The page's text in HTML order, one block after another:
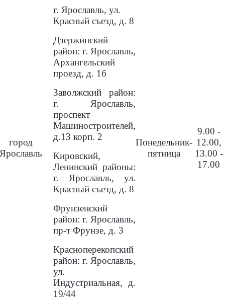
город
г. Ярославль, ул.
Красный съезд, д. 8
Дзержинский
район: г. Ярославль,
Архангельский
проезд, д. 1б
Заволжский район:
г. Ярославль,
проспект
Машиностроителей,
д.13 корп. 2
Кировский,
Ленинский районы:
г. Ярославль, ул.
Красный съезд, д. 8
Фрунзенский
район: г. Ярославль,
пр-т Фрунзе, д. 3
Красноперекопский
район: г. Ярославль,
ул.
Индустриальная, д.
19/44
Понедельник-
пятница
9.00 -
12.00,
13.00 -
17.00